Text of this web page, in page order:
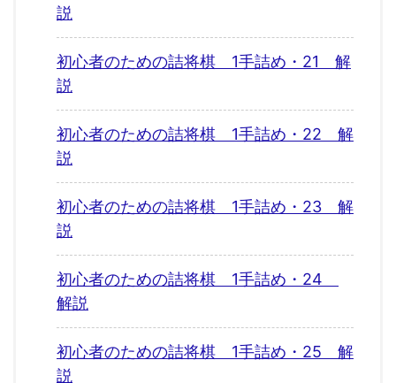
説
初心者のための詰将棋 1手詰め・21 解
説
初心者のための詰将棋 1手詰め・22 解
説
初心者のための詰将棋 1手詰め・23 解
説
初心者のための詰将棋 1手詰め・24
解説
初心者のための詰将棋 1手詰め・25 解
説